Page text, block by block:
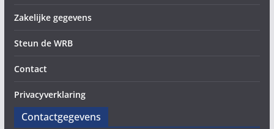
Zakelijke gegevens
Steun de WRB
Contact
Privacyverklaring
Contactgegevens